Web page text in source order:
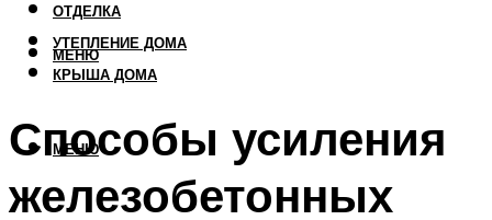
ОТДЕЛКА
УТЕПЛЕНИЕ ДОМА
КРЫША ДОМА
МЕНЮ
МЕНЮ
Способы усиления
железобетонных